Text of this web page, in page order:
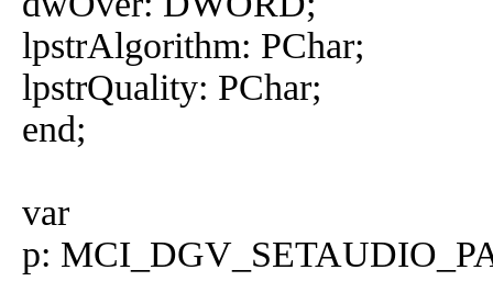
lpstrAlgorithm: PChar;
lpstrQuality: PChar;
end;
var
p: